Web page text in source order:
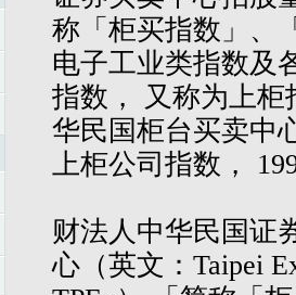
称「柜买指数」、
电子工业类指数及
指数， 又称为上柜
华民国柜台买卖中
上柜公司指数，
财法人中华民国证
心（英文：Taipei